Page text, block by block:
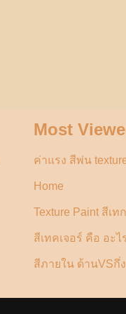
Most
ค่าแรง สีพ่น
Home
Texture Paint สีเ
สีเทคเจอร์ คือ อะ
สีภายใน ด้านVSกึ่